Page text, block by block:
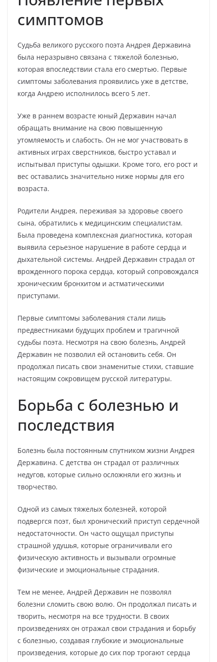
симптомов
Судьба великого русского поэта Андрея Державина
была неразрывно связана с тяжелой болезнью,
которая впоследствии стала его смертью. Первые
симптомы заболевания проявились уже в детстве,
когда Андрею исполнилось всего 5 лет.
Уже в раннем возрасте юный Державин начал
обращать внимание на свою повышенную
утомляемость и слабость. Он не мог участвовать в
активных играх сверстников, быстро уставал и
испытывал приступы одышки. Кроме того, его рост и
вес оставались значительно ниже нормы для его
возраста.
Родители Андрея, переживая за здоровье своего
сына, обратились к медицинским специалистам.
Была проведена комплексная диагностика, которая
выявила серьезное нарушение в работе сердца и
дыхательной системы. Андрей Державин страдал от
врожденного порока сердца, который сопровождался
хроническим бронхитом и астматическими
приступами.
Первые симптомы заболевания стали лишь
предвестниками будущих проблем и трагичной
судьбы поэта. Несмотря на свою болезнь, Андрей
Державин не позволил ей остановить себя. Он
продолжал писать свои знаменитые стихи, ставшие
настоящим сокровищем русской литературы.
Борьба с болезнью и
последствия
Болезнь была постоянным спутником жизни Андрея
Державина. С детства он страдал от различных
недугов, которые сильно осложняли его жизнь и
творчество.
Одной из самых тяжелых болезней, которой
подвергся поэт, был хронический приступ сердечной
недостаточности. Он часто ощущал приступы
страшной удушья, которые ограничивали его
физическую активность и вызывали огромные
физические и эмоциональные страдания.
Тем не менее, Андрей Державин не позволял
болезни сломить свою волю. Он продолжал писать и
творить, несмотря на все трудности. В своих
произведениях он отражал свои страдания и борьбу
с болезнью, создавая глубокие и эмоциональные
произведения, которые до сих пор трогают сердца